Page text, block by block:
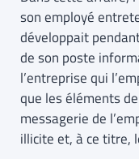
son employé
développait
de son poste
l’entreprise qui
que les éléments
messagerie de
illicite et, à ce titre,